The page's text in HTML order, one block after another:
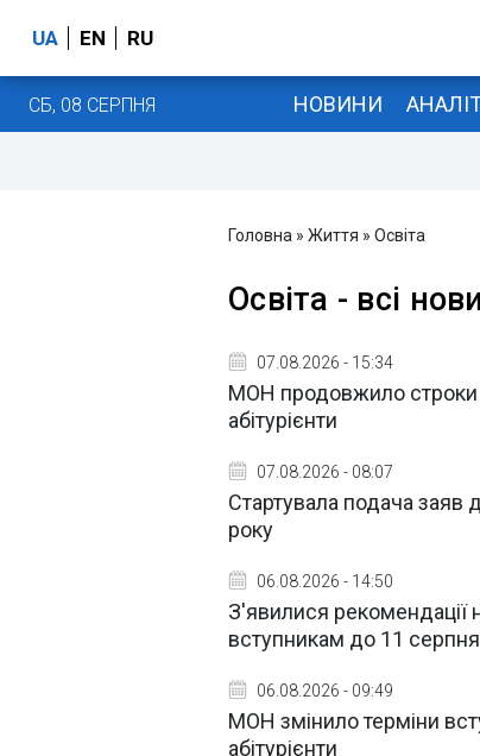
UA EN RU
СБ, 08 СЕРПНЯ НОВИНИ
Головна » Життя » Освіта
Освіта - всі
07.08.2026 - 15:34
МОН продовжило строки
абітурієнти
07.08.2026 - 08:07
Стартувала подача заяв
року
06.08.2026 - 14:50
З'явилися рекомендації
вступникам до 11 серпня
06.08.2026 - 09:49
МОН змінило терміни
абітурієнти